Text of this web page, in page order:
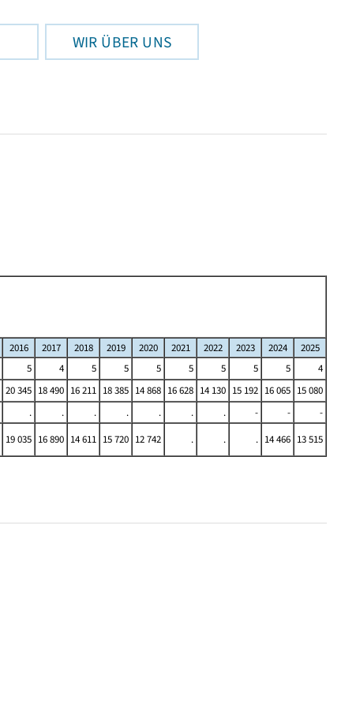
WIR ÜBER UNS
2016 2017 2018 2019 2020 2021 2022 2023 2024
2025
5 4 5 5 5 5 5 5 5
4
20 345 18 490 16 211 18 385 14 868 16 628 14 130 15 192 16 065 15 080
. . . . . . . - -
-
19 035 16 890 14 611 15 720 12 742 . . . 14 466 13 515